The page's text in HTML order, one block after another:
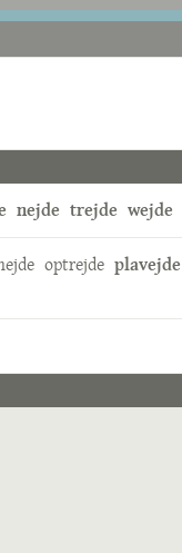
nejde trejde wejde
optrejde plavejde